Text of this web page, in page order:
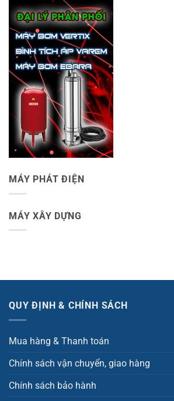
MÁY PHÁT ĐIỆN
MÁY XÂY DỰNG
QUY ĐỊNH & CHÍNH SÁCH
Mua hàng & Thanh toán
Chính sách vận chuyển, giao hàng
Chính sách bảo hành